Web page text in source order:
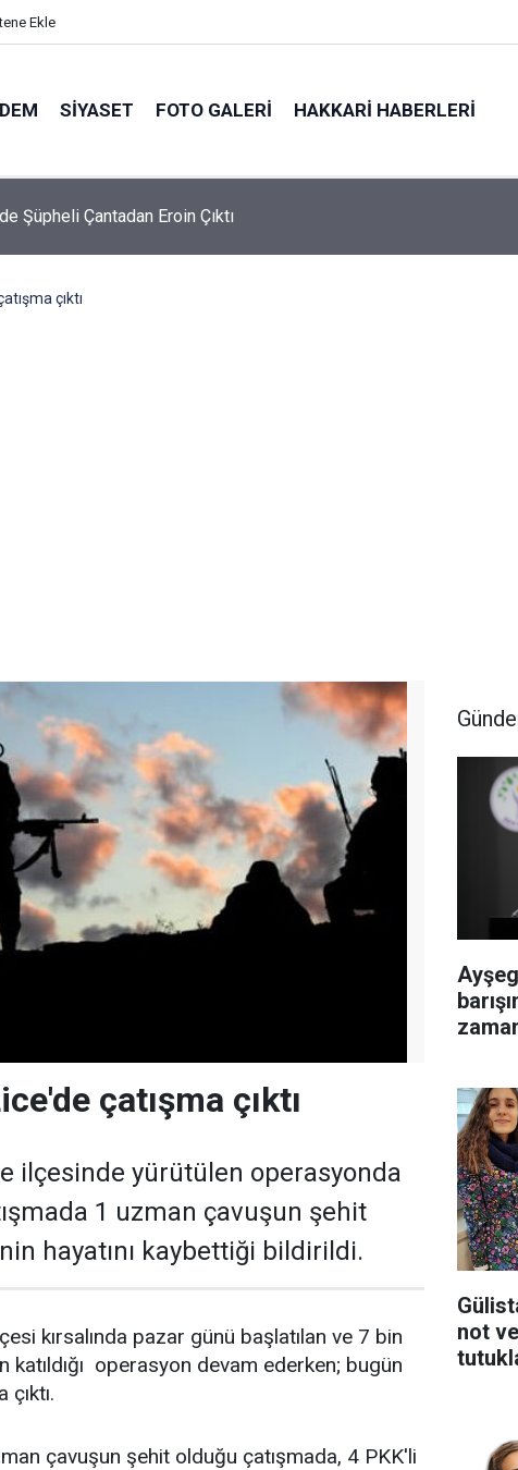
Ekle
SIYASET FOTO GALERI HAKKARI HABERLERI
Şüpheli Çantadan Eroin Çıktı
çıktı
çatışma çıktı
ilçesinde yürütülen operasyonda
1 uzman çavuşun şehit
hayatını kaybettiği bildirildi.
kırsalında pazar günü başlatılan ve 7 bin
katıldığı operasyon devam ederken; bugün
çavuşun şehit olduğu çatışmada, 4 PKK'li
not